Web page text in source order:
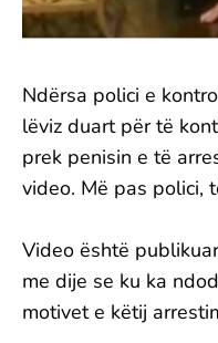
Ndërsa polici e
lëviz duart për të
prek penisin e të
video. Më pas polici,
Video është
me dije se ku ka
motivet e këtij